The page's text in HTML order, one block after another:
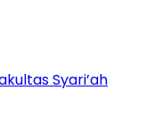
Syari’ah